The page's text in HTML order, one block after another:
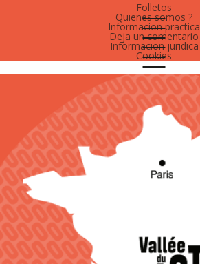
Folletos
Quienes somos ?
Informacion practica
Deja un comentario
Informacion juridica
Cookies